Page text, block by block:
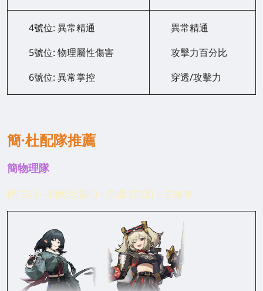
4號位: 異常精通
5號位: 物理屬性傷害
6號位: 異常掌控
異常精通
攻擊力百分比
穿透/攻擊力
簡·杜配隊推薦
簡物理隊
簡(主C) -- 柏妮思(副C) -- 凱撒 (防護) -- 左輪布